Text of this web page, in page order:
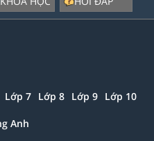
Lớp 7 Lớp 8 Lớp 9 Lớp 10
Anh